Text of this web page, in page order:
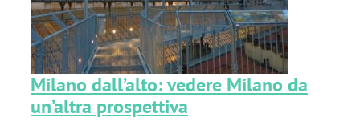
Milano dall’alto: vedere Milano da
un’altra prospettiva